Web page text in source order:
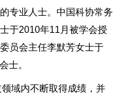
专业人士。中国科协常务
于2010年11月被学会授
员会主任李默芳女士于
士。
领域内不断取得成绩，并